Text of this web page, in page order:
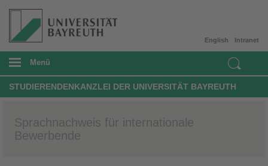
Intranet
English
Menü
STUDIERENDENKANZLEI DER UNIVERSITÄT BAYREUTH
Sprachnachweis für internationale
Bewerbende